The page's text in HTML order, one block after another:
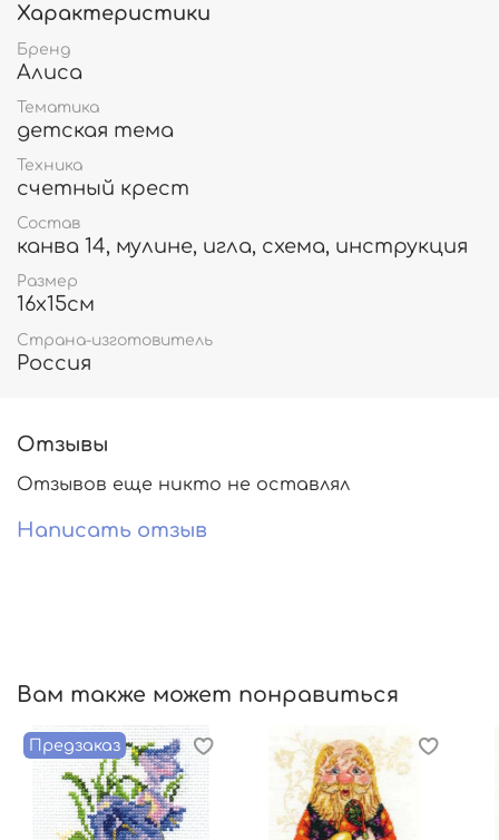
Характеристики
Бренд
Алиса
Тематика
детская тема
Техника
счетный крест
Состав
канва 14, мулине, игла, схема, инструкция
Размер
16х15см
Страна-изготовитель
Россия
Отзывы
Отзывов еще никто не оставлял
Написать отзыв
Вам также может понравиться
Предзаказ